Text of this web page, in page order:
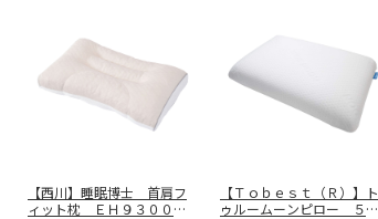
【西川】睡眠博士 首肩フ
ィット枕 ＥＨ９３００９
【Ｔｏｂｅｓｔ（Ｒ）】ト
ゥルームーンピロー ５９